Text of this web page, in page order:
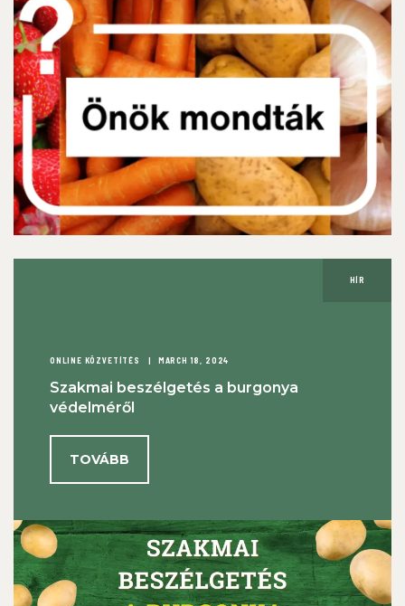
HÍR
ONLINE KÖZVETÍTÉS MARCH 18, 2024
Szakmai beszélgetés a burgonya
védelméről
TOVÁBB